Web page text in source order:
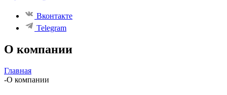
Вконтакте
Telegram
О компании
Главная
-О компании